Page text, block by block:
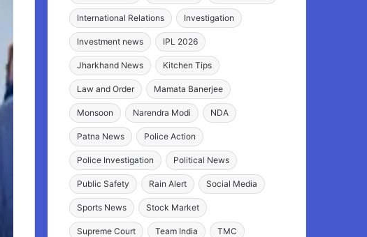
International Relations Investigation
Investment news IPL 2026
Jharkhand News Kitchen Tips
Law and Order Mamata Banerjee
Monsoon Narendra Modi NDA
Patna News Police Action
Police Investigation Political News
Public Safety Rain Alert Social Media
Sports News Stock Market
Supreme Court Team India TMC